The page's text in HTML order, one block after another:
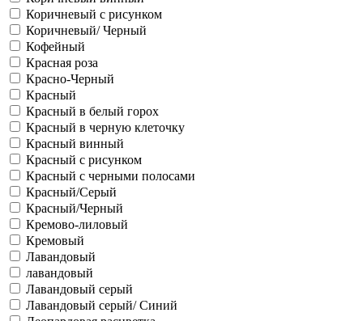
Коричневый с рисунком
Коричневый/ Черный
Кофейный
Красная роза
Красно-Черный
Красный
Красный в белый горох
Красный в черную клеточку
Красный винный
Красный с рисунком
Красный с черными полосами
Красный/Серый
Красный/Черный
Кремово-лиловый
Кремовый
Лавандовый
лавандовый
Лавандовый серый
Лавандовый серый/ Синий